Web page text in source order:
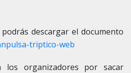
descargar el documento
triptico-web
los organizadores por sacar